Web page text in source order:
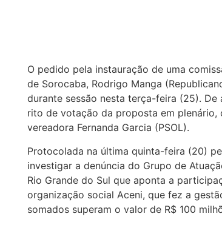
O pedido pela instauração de uma
de Sorocaba, Rodrigo Manga
durante sessão nesta terça-feira (25). De
rito de votação da proposta em plenário,
vereadora Fernanda Garcia (PSOL).
Protocolada na última quinta-feira (20)
investigar a denúncia do Grupo de
Rio Grande do Sul que aponta a
organização social Aceni, que fez a
somados superam o valor de R$ 100